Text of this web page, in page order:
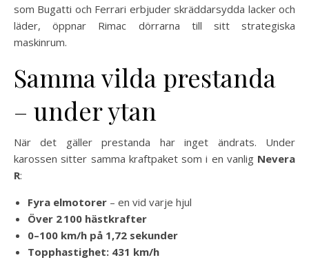
som Bugatti och Ferrari erbjuder skräddarsydda lacker och
läder, öppnar Rimac dörrarna till sitt strategiska
maskinrum.
Samma vilda prestanda
– under ytan
När det gäller prestanda har inget ändrats. Under
karossen sitter samma kraftpaket som i en vanlig Nevera
R:
Fyra elmotorer – en vid varje hjul
Över 2 100 hästkrafter
0–100 km/h på 1,72 sekunder
Topphastighet: 431 km/h